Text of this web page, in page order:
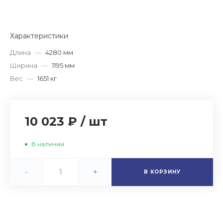
Характеристики
Длина — 4280 мм
Ширина — 1195 мм
Вес — 1651 кг
10 023 ₽ / шт
В наличии
- + В КОРЗИНУ